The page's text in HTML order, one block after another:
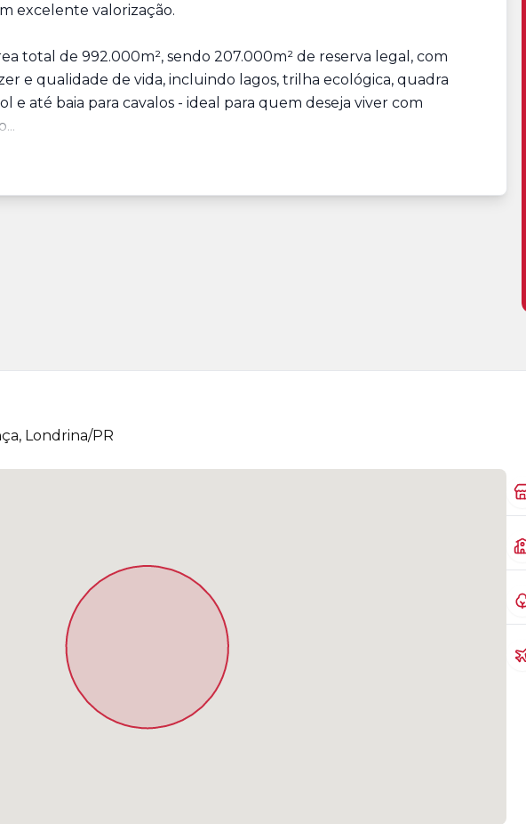
excelente valorização.
total de 992.000m², sendo 207.000m² de reserva legal, com
e qualidade de vida, incluindo lagos, trilha ecológica, quadra
e até baia para cavalos - ideal para quem deseja viver com
Londrina/PR